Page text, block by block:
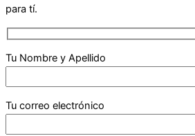
para tí.
Tu Nombre y Apellido
Tu correo electrónico